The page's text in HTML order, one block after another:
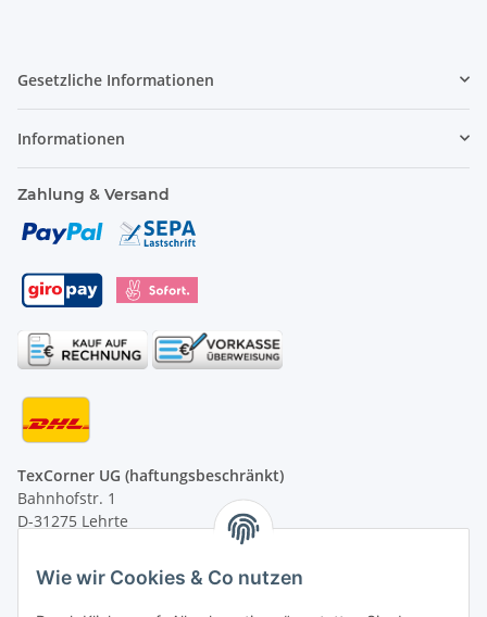
Gesetzliche Informationen
Informationen
Zahlung & Versand
TexCorner UG (haftungsbeschränkt)
Bahnhofstr. 1
D-31275 Lehrte
von 09:00 - 13:00 Uhr
Wie wir Cookies & Co nutzen